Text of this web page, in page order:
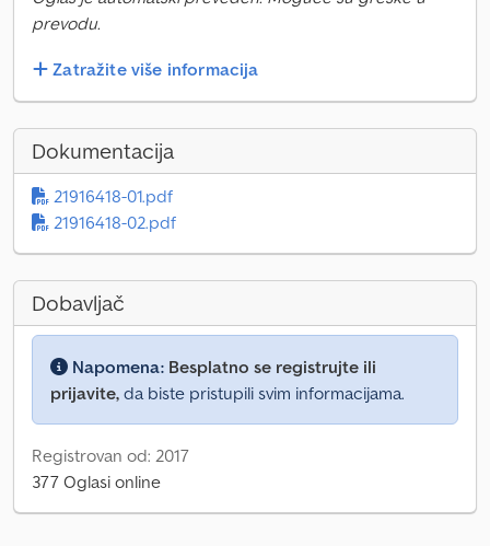
prevodu.
Zatražite više informacija
Dokumentacija
21916418-01.pdf
21916418-02.pdf
Dobavljač
Napomena: Besplatno se registrujte ili
prijavite, da biste pristupili svim informacijama.
Registrovan od: 2017
377 Oglasi online